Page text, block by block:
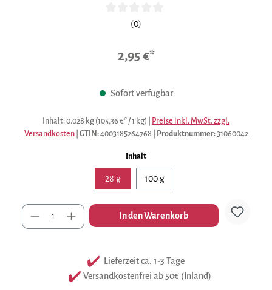
Durchschnittliche Bewertung von 0 von 5 Sternen
(0)
2,95 €*
Sofort verfügbar
Inhalt: 0.028 kg (105,36 €* / 1 kg)
Preise inkl. MwSt. zzgl.
Versandkosten GTIN:4003185264768 Produktnummer:31060042
Inhaltauswählen
28 g 100 g
Anzahl In den Warenkorb
Lieferzeit ca. 1-3 Tage
Versandkostenfrei ab 50€ (Inland)